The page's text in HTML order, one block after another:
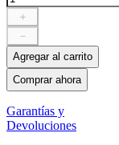
＋
－
Agregar al carrito
Comprar ahora
Garantías y
Devoluciones